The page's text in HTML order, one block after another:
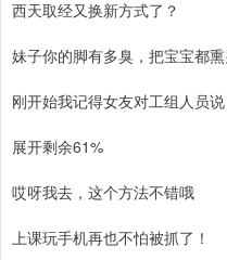
西天取经又换新方式了？
妹子你的脚有多臭，把宝宝都熏
刚开始我记得女友对工组人员
展开剩余61%
哎呀我去，这个方法不错哦
上课玩手机再也不怕被抓了！